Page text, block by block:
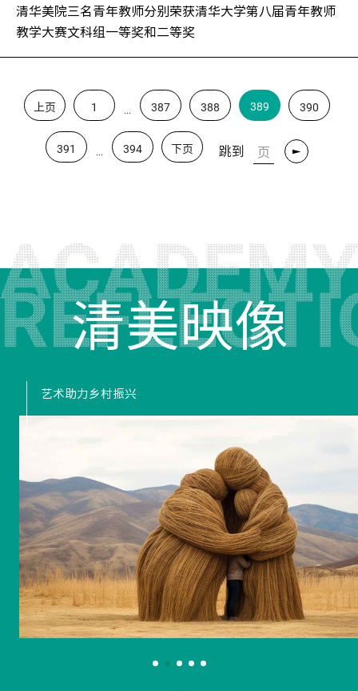
清华美院三名青年教师分别荣获清华大学第八届青年教师
教学大赛文科组一等奖和二等奖
上页 1 ... 387 388 389 390
391 ... 394 下页 跳到
清美映像
艺术助力乡村振兴